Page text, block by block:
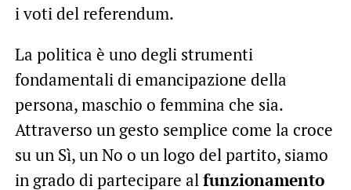
i voti del referendum.
La politica è uno degli strumenti
fondamentali di emancipazione della
persona, maschio o femmina che sia.
Attraverso un gesto semplice come la croce
su un Sì, un No o un logo del partito, siamo
in grado di partecipare alfunzionamento